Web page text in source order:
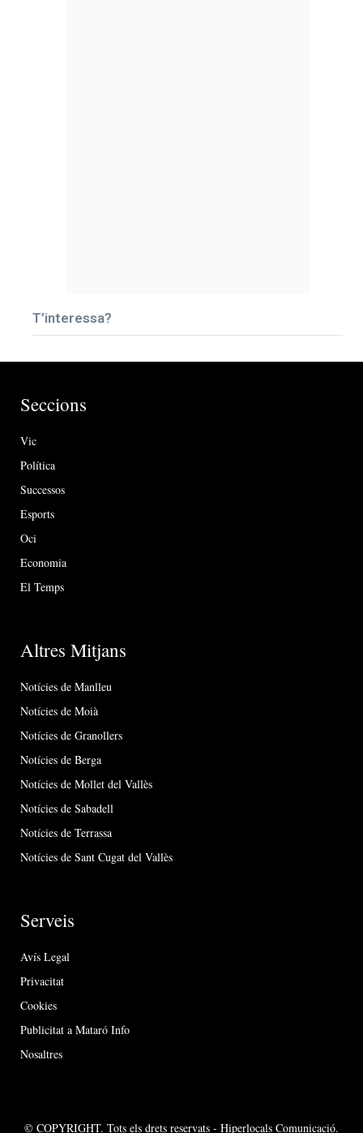
T’interessa?
Seccions
Vic
Política
Successos
Esports
Oci
Economia
El Temps
Altres Mitjans
Notícies de Manlleu
Notícies de Moià
Notícies de Granollers
Notícies de Berga
Notícies de Mollet del Vallès
Notícies de Sabadell
Notícies de Terrassa
Notícies de Sant Cugat del Vallès
Serveis
Avís Legal
Privacitat
Cookies
Publicitat a Mataró Info
Nosaltres
© COPYRIGHT. Tots els drets reservats - Hiperlocals Comunicació.